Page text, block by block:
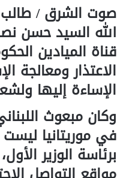
صوت الشرق / طالب
الله السيد حسن
قناة الميادين
الاعتذار ومعالجة
الإساءة إليها
وكان مبعوث
في موريتانيا
برئاسة الوزير